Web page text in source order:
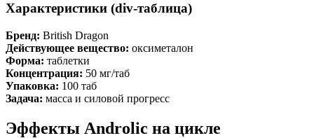
Характеристики (div-таблица)
Бренд: British Dragon
Действующее вещество: оксиметалон
Форма: таблетки
Концентрация: 50 мг/таб
Упаковка: 100 таб
Задача: масса и силовой прогресс
Эффекты Androlic на цикле